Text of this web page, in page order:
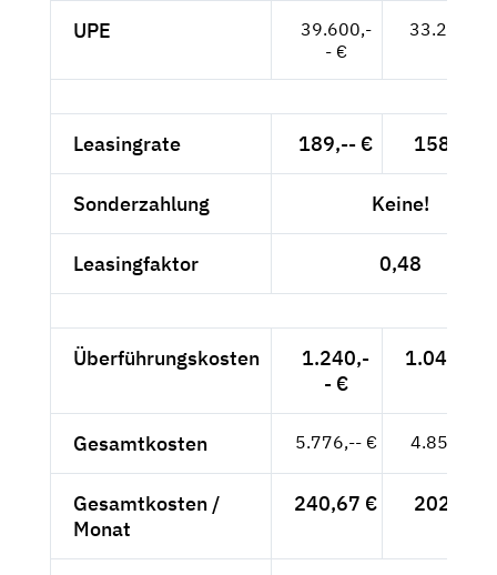
UPE
39.600,-
- €
33.277,--
Leasingrate 189,-- € 158,82 €
Sonderzahlung Keine!
Leasingfaktor 0,48
Überführungskosten
1.240,-
- €
1.042,02
Gesamtkosten 5.776,-- € 4.853,78
Gesamtkosten /
Monat
240,67 € 202,24 €